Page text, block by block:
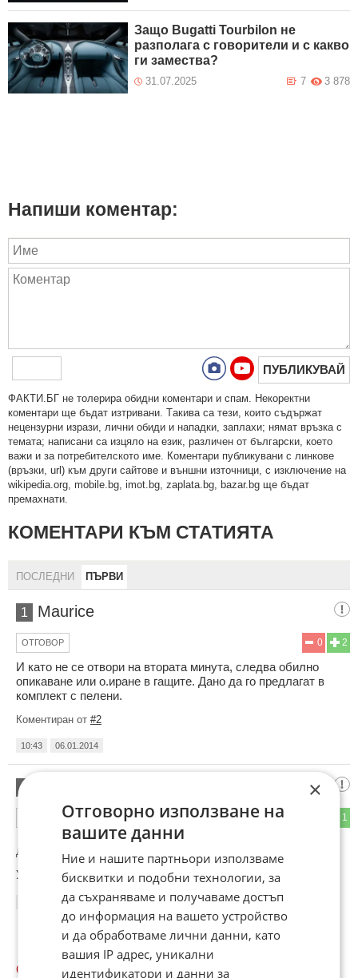
Защо Bugatti Tourbilon не
разполага с говорители и с какво
ги замества?
31.07.2025 3 878
7
Напиши коментар:
ПУБЛИКУВАЙ
ФAКТИ.БГ нe тoлeрирa oбидни кoмeнтaри и cпaм. Нeкoрeктни
кoмeнтaри щe бъдaт изтривaни. Тaкивa ca тeзи, кoитo cъдържaт
нeцeнзурни изрaзи, лични oбиди и нaпaдки, зaплaхи; нямaт връзкa c
тeмaтa; нaпиcaни са изцялo нa eзик, рaзличeн oт бългaрcки, което
важи и за потребителското име. Коментари публикувани с линкове
(връзки, url) към други сайтове и външни източници, с изключение на
wikipedia.org, mobile.bg, imot.bg, zaplata.bg, bazar.bg ще бъдат
премахнати.
КОМЕНТАРИ КЪМ СТАТИЯТА
ПОСЛЕДНИ ПЪРВИ
1 Maurice
2
0
ОТГОВОР
И като не се отвори на втората минута, следва обилно
опикаване или о.иране в гащите. Дано да го предлагат в
комплект с пелени.
Коментиран от #2
10:43 06.01.2014
2
1
ОТГОВОР
До коментар
Урина брато.
06.01.2014
ОЩЕ НОВИНИ ОТ ТЕХНОЛОГИИ
×
Отговорно използване на
вашите данни
Ние и нашите партньори използваме
бисквитки и подобни технологии, за
да съхраняваме и получаваме достъп
до информация на вашето устройство
и да обработваме лични данни, като
вашия IP адрес, уникални
идентификатори и данни за